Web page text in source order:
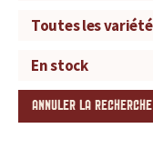
ANNULER LA RECHERCHE